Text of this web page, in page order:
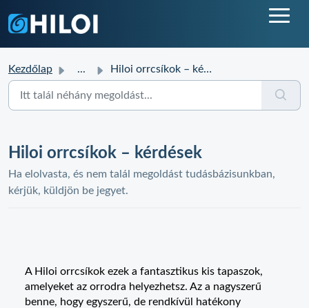
Kezdőlap ... Hiloi orrcsíkok – kérdések
Hiloi orrcsíkok – kérdések
Ha elolvasta, és nem talál megoldást tudásbázisunkban,
kérjük, küldjön be jegyet.
A Hiloi orrcsíkok ezek a fantasztikus kis tapaszok,
amelyeket az orrodra helyezhetsz. Az a nagyszerű
benne, hogy egyszerű, de rendkívül hatékony